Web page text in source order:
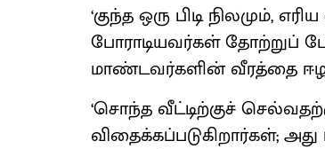
‘குந்த ஒரு பிடி நிலமும்,
போராடிய​வர்கள் தோற்றுப்
மாண்ட​வர்​களின் வீரத்தை
‘சொந்த வீட்டிற்குச்
விதைக்​கப்​படு​கிறார்கள்; அது